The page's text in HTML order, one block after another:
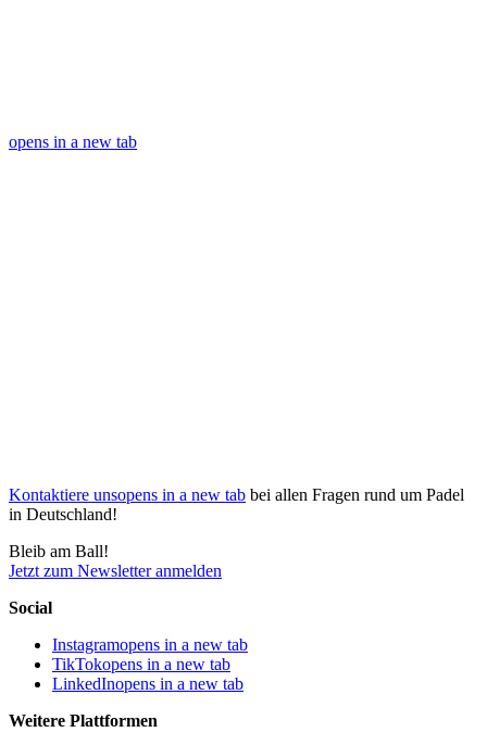
opens in a new tab
Kontaktiere unsopens in a new tab bei allen Fragen rund um Padel
in Deutschland!
Bleib am Ball!
Jetzt zum Newsletter anmelden
Social
Instagramopens in a new tab
TikTokopens in a new tab
LinkedInopens in a new tab
Weitere Plattformen